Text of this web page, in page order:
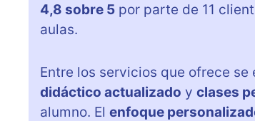
4,8 sobre 5 por parte de 11
aulas.
Entre los servicios que ofrece se
didáctico actualizado y clases
alumno. El enfoque